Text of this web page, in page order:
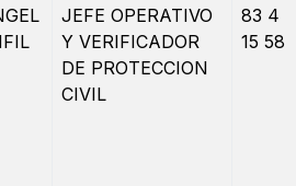
JEFE OPERATIVO
Y VERIFICADOR
DE PROTECCION
CIVIL
83 4
15 58